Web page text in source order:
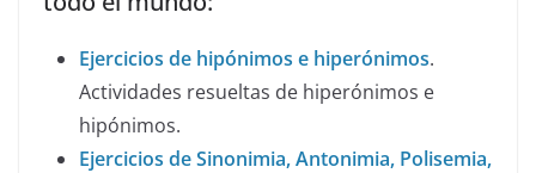
Ejercicios de hipónimos e hiperónimos.
Actividades resueltas de hiperónimos e
hipónimos.
Ejercicios de Sinonimia, Antonimia, Polisemia,